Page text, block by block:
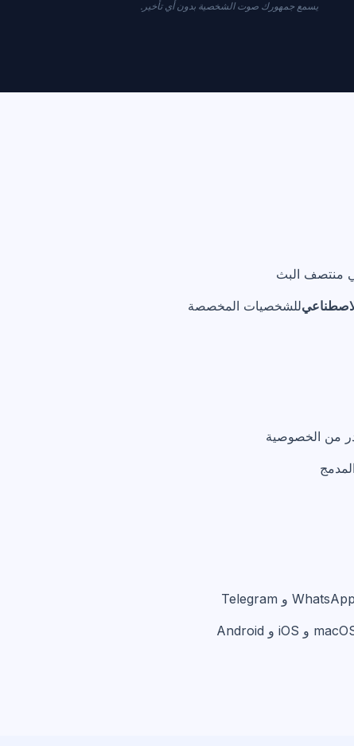
يسمع جمهورك صوت الشخصية بدون أي تأخير.
منتصف البث
للشخصيات المخصصة
من الخصوصية